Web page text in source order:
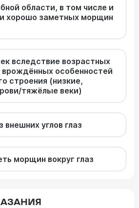
области, в том числе и
хорошо заметных морщин
вследствие возрастных
врождённых особенностей
строения (низкие,
тяжёлые веки)
углов глаз
морщин вокруг глаз